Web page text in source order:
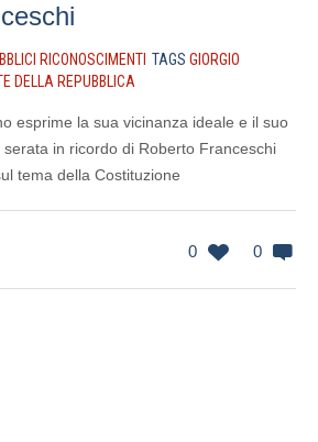
RICONOSCIMENTI TAGS GIORGIO
DELLA REPUBBLICA
esprime la sua vicinanza ideale e il suo
in ricordo di Roberto Franceschi
tema della Costituzione
0 0